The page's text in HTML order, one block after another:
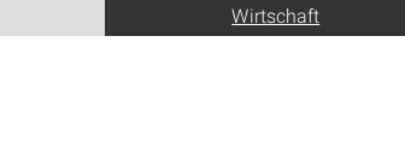
Wirtschaft